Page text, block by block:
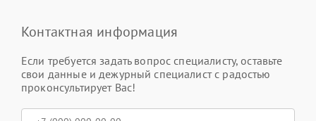
Контактная информация
Если требуется задать вопрос специалисту, оставьте
свои данные и дежурный специалист с радостью
проконсультирует Вас!